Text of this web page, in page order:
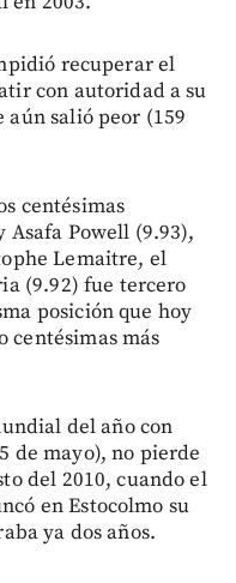
recuperar el
con autoridad a su
salió peor (159
centésimas
Asafa Powell (9.93),
Lemaitre, el
(9.92) fue tercero
posición que hoy
centésimas más
del año con
de mayo), no pierde
del 2010, cuando el
en Estocolmo su
ya dos años.